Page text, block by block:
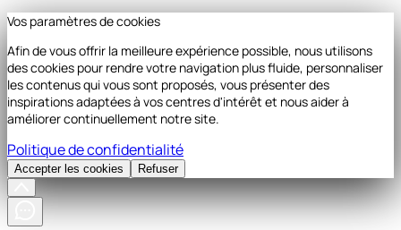
Vos paramètres de cookies
Afin de vous offrir la meilleure expérience possible, nous utilisons
des cookies pour rendre votre navigation plus fluide, personnaliser
les contenus qui vous sont proposés, vous présenter des
inspirations adaptées à vos centres d'intérêt et nous aider à
améliorer continuellement notre site.
Politique de confidentialité
Accepter les cookies Refuser